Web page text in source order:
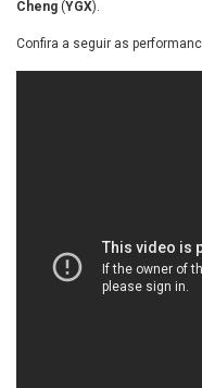
Cheng (YGX).
Confira a seguir as